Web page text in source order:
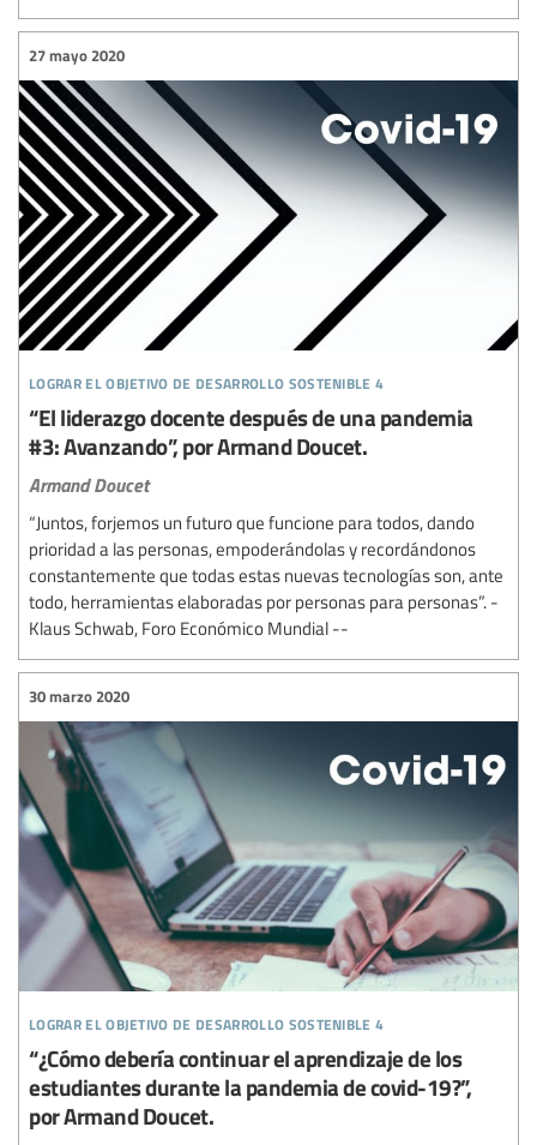
lograr el objetivo de desarrollo sostenible 4
27 mayo 2020
“El liderazgo docente después de una pandemia
#3: Avanzando”, por Armand Doucet.
Armand Doucet
“Juntos, forjemos un futuro que funcione para todos, dando
prioridad a las personas, empoderándolas y recordándonos
constantemente que todas estas nuevas tecnologías son, ante
todo, herramientas elaboradas por personas para personas”. -
Klaus Schwab, Foro Económico Mundial --
lograr el objetivo de desarrollo sostenible 4
30 marzo 2020
“¿Cómo debería continuar el aprendizaje de los
estudiantes durante la pandemia de covid-19?”,
por Armand Doucet.